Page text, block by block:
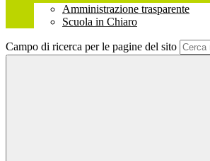
Amministrazione trasparente
Scuola in Chiaro
Campo di ricerca per le pagine del sito